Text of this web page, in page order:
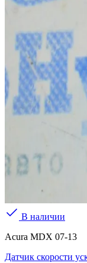
В наличии
Acura MDX 07-13
Датчик скорости